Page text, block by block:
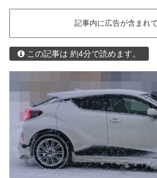
記事内に広告が含まれて
この記事は 約4分で読めます。